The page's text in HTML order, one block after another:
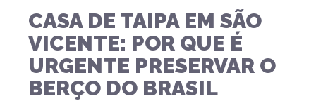
CASA DE TAIPA EM SÃO
VICENTE: POR QUE É
URGENTE PRESERVAR O
BERÇO DO BRASIL